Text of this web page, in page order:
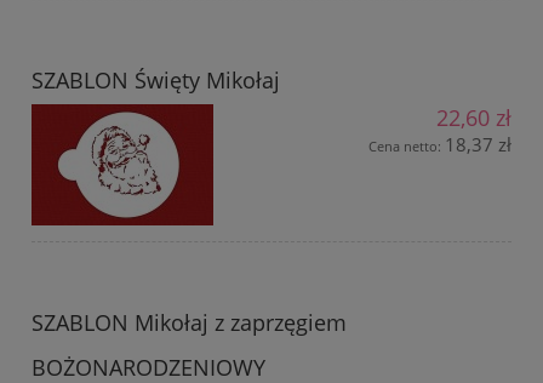
SZABLON Święty Mikołaj
22,60 zł
Cena netto: 18,37 zł
SZABLON Mikołaj z zaprzęgiem
BOŻONARODZENIOWY